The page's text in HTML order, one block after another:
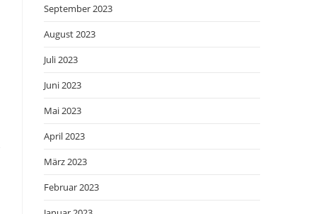
September 2023
August 2023
Juli 2023
Juni 2023
Mai 2023
April 2023
März 2023
Februar 2023